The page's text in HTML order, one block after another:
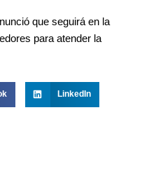
que seguirá en la
para atender la
LinkedIn